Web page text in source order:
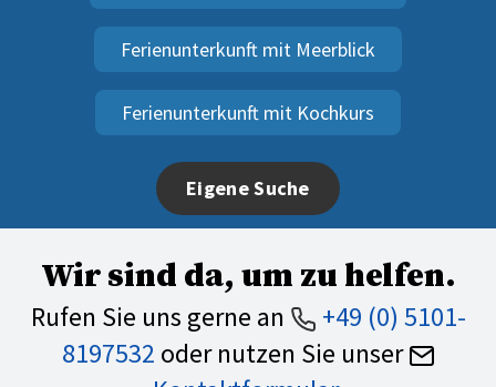
Ferienunterkunft mit Meerblick
Ferienunterkunft mit Kochkurs
Eigene Suche
Wir sind da, um zu helfen.
Rufen Sie uns gerne an
+49 (0) 5101-
8197532 oder nutzen Sie unser